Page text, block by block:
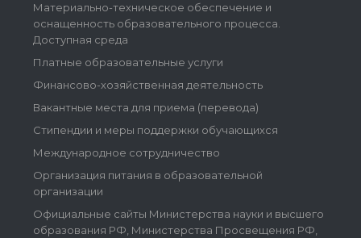
Материально-техническое обеспечение и
оснащенность образовательного процесса.
Доступная среда
Платные образовательные услуги
Финансово-хозяйственная деятельность
Вакантные места для приема (перевода)
Стипендии и меры поддержки обучающихся
Международное сотрудничество
Организация питания в образовательной
организации
Официальные сайты Министерства науки и высшего
образования РФ, Министерства Просвещения РФ,